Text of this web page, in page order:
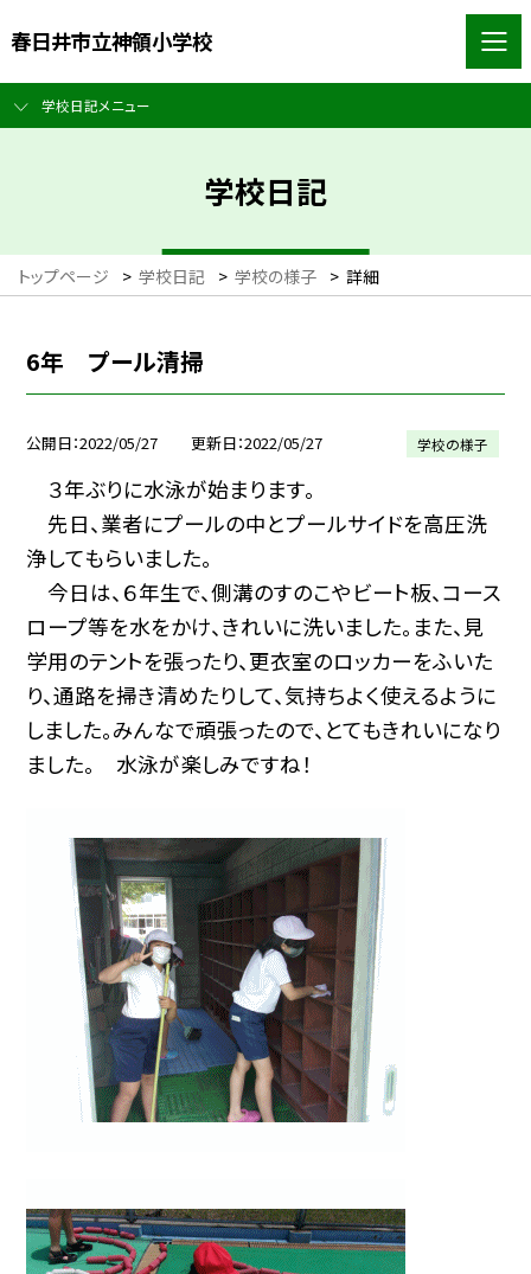
春日井市立神領小学校
学校日記メニュー
学校日記
トップページ > 学校日記 > 学校の様子 > 詳細
6年 プール清掃
公開日 2022/05/27 更新日 2022/05/27 学校の様子
３年ぶりに水泳が始まります。
先日、業者にプールの中とプールサイドを高圧洗
浄してもらいました。
今日は、６年生で、側溝のすのこやビート板、コース
ロープ等を水をかけ、きれいに洗いました。また、見
学用のテントを張ったり、更衣室のロッカーをふいた
り、通路を掃き清めたりして、気持ちよく使えるように
しました。みんなで頑張ったので、とてもきれいになり
ました。 水泳が楽しみですね！